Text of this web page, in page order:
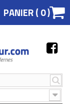
PANIER (0)